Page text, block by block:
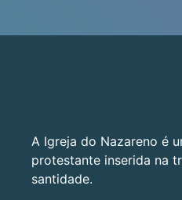
A Igreja do Nazareno é
protestante inserida na
santidade.